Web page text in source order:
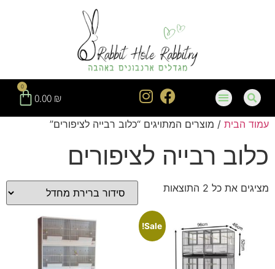
אנטר
לעבור
לאזור
מרכזי
0.00 ₪
0
עמוד הבית / מוצרים המתויגים “כלוב רבייה לציפורים”
כלוב רבייה לציפורים
מציגים את כל ⁦2⁩ התוצאות
Sale!